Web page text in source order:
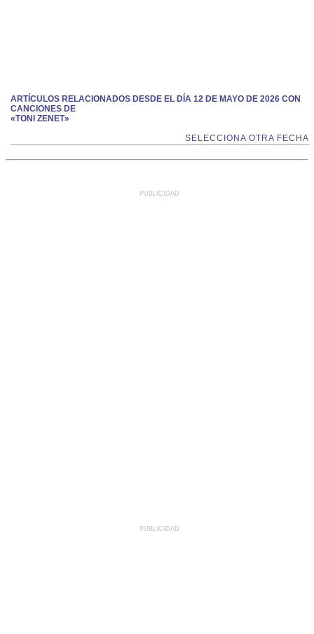
ARTÍCULOS RELACIONADOS DESDE EL DÍA 12 DE MAYO DE 2026 CON
CANCIONES DE
«TONI ZENET»
SELECCIONA OTRA FECHA
PUBLICIDAD
PUBLICIDAD